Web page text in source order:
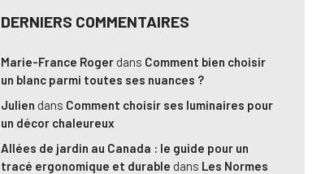
DERNIERS COMMENTAIRES
Marie-France Roger dans Comment bien choisir
un blanc parmi toutes ses nuances ?
Julien dans Comment choisir ses luminaires pour
un décor chaleureux
Allées de jardin au Canada : le guide pour un
tracé ergonomique et durable dans Les Normes